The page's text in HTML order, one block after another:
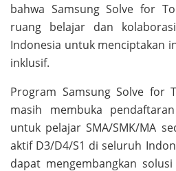
bahwa Samsung Solve for
ruang belajar dan
Indonesia untuk menciptakan
inklusif.
Program Samsung Solve for
masih membuka
untuk pelajar SMA/SMK/MA
aktif D3/D4/S1 di seluruh
dapat mengembangkan